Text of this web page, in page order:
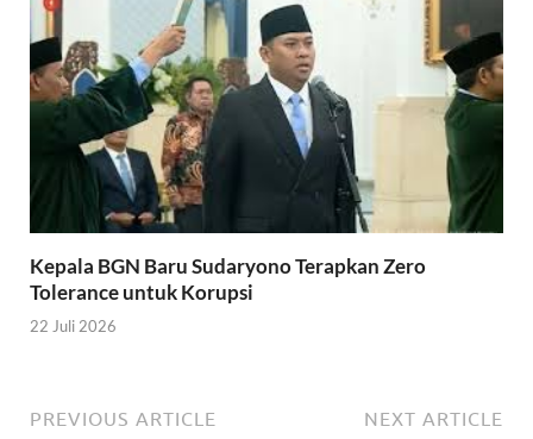
Kepala BGN Baru Sudaryono Terapkan Zero
Tolerance untuk Korupsi
22 Juli 2026
PREVIOUS ARTICLE NEXT ARTICLE